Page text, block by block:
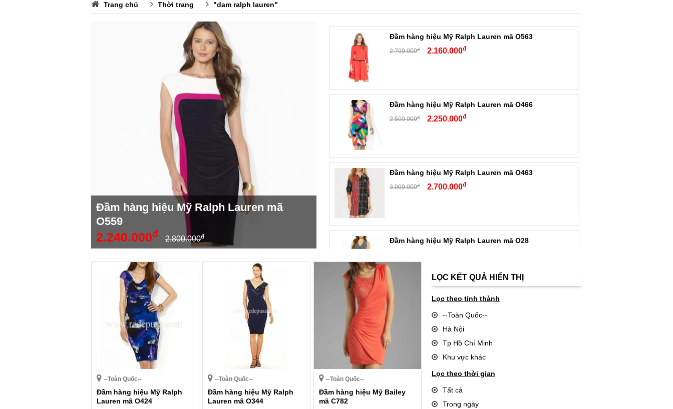
Trang chủ Thời trang "dam ralph lauren"
Đầm hàng hiệu Mỹ Ralph Lauren mã
O559
2.240.000đ 2.800.000đ
Đầm hàng hiệu Mỹ Ralph Lauren mã O563
2.700.000đ 2.160.000đ
Đầm hàng hiệu Mỹ Ralph Lauren mã O466
2.500.000đ 2.250.000đ
Đầm hàng hiệu Mỹ Ralph Lauren mã O463
3.000.000đ 2.700.000đ
Đầm hàng hiệu Mỹ Ralph Lauren mã O28
--Toàn Quốc--
Đầm hàng hiệu Mỹ Ralph
Lauren mã O424
--Toàn Quốc--
Đầm hàng hiệu Mỹ Ralph
Lauren mã O344
--Toàn Quốc--
Đầm hàng hiệu Mỹ Bailey
mã C782
LỌC KẾT QUẢ HIỂN THỊ
Lọc theo tỉnh thành
--Toàn Quốc--
Hà Nội
Tp Hồ Chí Minh
Khu vực khác
Lọc theo thời gian
Tất cả
Trong ngày